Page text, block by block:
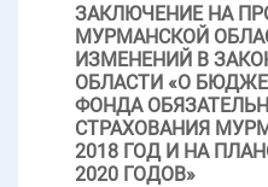
ЗАКЛЮЧЕНИЕ НА
МУРМАНСКОЙ
ИЗМЕНЕНИЙ В
ОБЛАСТИ «О
ФОНДА
СТРАХОВАНИЯ
2018 ГОД И НА
2020 ГОДОВ»